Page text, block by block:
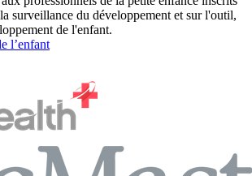
surveillance du développement et sur l'outil,
de l'enfant.
l’enfant